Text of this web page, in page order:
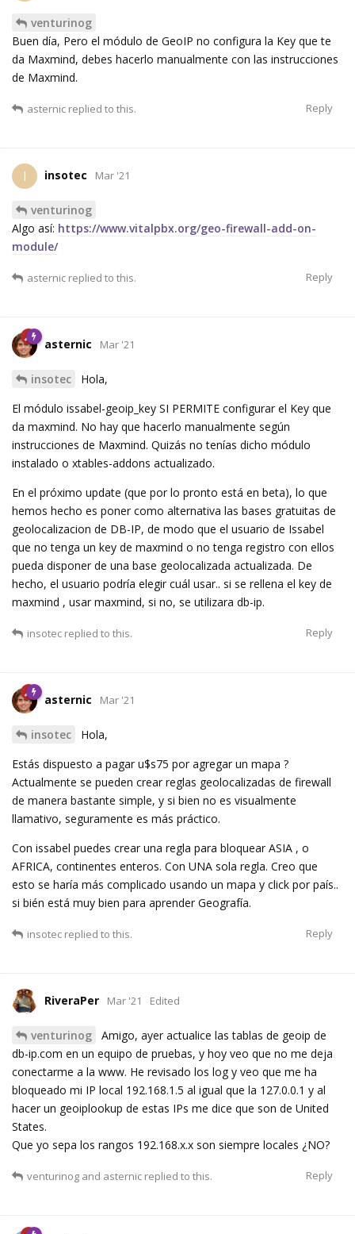
venturinog
Buen día, Pero el módulo de GeoIP no configura la Key que te
da Maxmind, debes hacerlo manualmente con las instrucciones
de Maxmind.
Reply
asternic replied to this.
I insotec Mar '21
venturinog
Algo así: https://www.vitalpbx.org/geo-firewall-add-on-
module/
Reply
asternic replied to this.
asternic Mar '21
insotec
Hola,
El módulo issabel-geoip_key SI PERMITE configurar el Key que
da maxmind. No hay que hacerlo manualmente según
instrucciones de Maxmind. Quizás no tenías dicho módulo
instalado o xtables-addons actualizado.
En el próximo update (que por lo pronto está en beta), lo que
hemos hecho es poner como alternativa las bases gratuitas de
geolocalizacion de DB-IP, de modo que el usuario de Issabel
que no tenga un key de maxmind o no tenga registro con ellos
pueda disponer de una base geolocalizada actualizada. De
hecho, el usuario podría elegir cuál usar.. si se rellena el key de
maxmind , usar maxmind, si no, se utilizara db-ip.
Reply
insotec replied to this.
asternic Mar '21
insotec
Hola,
Estás dispuesto a pagar u$s75 por agregar un mapa ?
Actualmente se pueden crear reglas geolocalizadas de firewall
de manera bastante simple, y si bien no es visualmente
llamativo, seguramente es más práctico.
Con issabel puedes crear una regla para bloquear ASIA , o
AFRICA, continentes enteros. Con UNA sola regla. Creo que
esto se haría más complicado usando un mapa y click por país..
si bién está muy bien para aprender Geografía.
Reply
insotec replied to this.
RiveraPer Mar '21 Edited
venturinog
Amigo, ayer actualice las tablas de geoip de
db-ip.com en un equipo de pruebas, y hoy veo que no me deja
conectarme a la www. He revisado los log y veo que me ha
bloqueado mi IP local 192.168.1.5 al igual que la 127.0.0.1 y al
hacer un geoiplookup de estas IPs me dice que son de United
States.
Que yo sepa los rangos 192.168.x.x son siempre locales ¿NO?
Reply
venturinog and asternic replied to this.